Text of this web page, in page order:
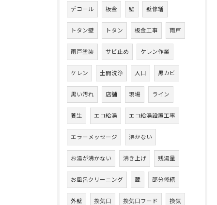
デコール 板金 壁 壁修繕
トタン壁 トタン 板金工事 雨戸
雨戸塗装 サビ止め ケレン作業
ケレン 土間洗浄 入口 黒カビ
黒い汚れ 店舗 現場 ライン
養生 エコ給湯 エコ給湯設置工事
エラーメッセージ 沸かない
お湯が沸かない 沸き上げ 残湯量
お風呂クリーニング 蔵 部分修繕
外壁 換気口 換気口フード 換気